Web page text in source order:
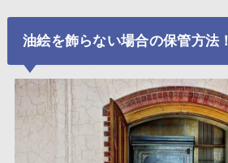
油絵を飾らない場合の保管方法！